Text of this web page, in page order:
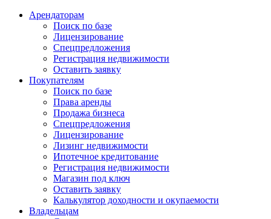
Арендаторам
Поиск по базе
Лицензирование
Спецпредложения
Регистрация недвижимости
Оставить заявку
Покупателям
Поиск по базе
Права аренды
Продажа бизнеса
Спецпредложения
Лицензирование
Лизинг недвижимости
Ипотечное кредитование
Регистрация недвижимости
Магазин под ключ
Оставить заявку
Калькулятор доходности и окупаемости
Владельцам